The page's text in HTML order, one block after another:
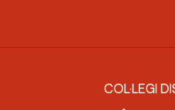
COL·LEGI